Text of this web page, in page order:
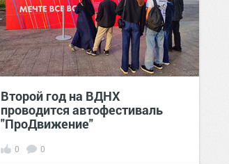
Второй год на ВДНХ
проводится автофестиваль
"ПроДвижение"
0 0